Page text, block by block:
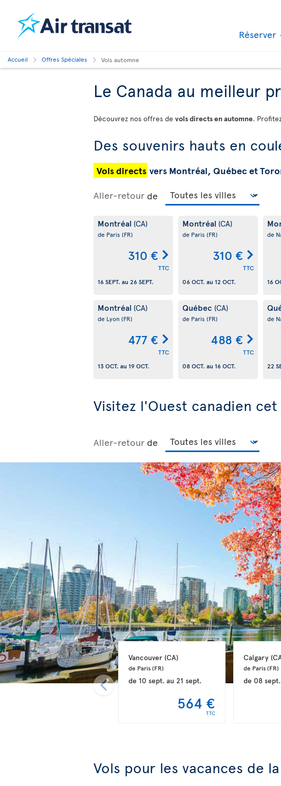
Réserver
Accueil Offres Spéciales Vols automne
Le Canada au meilleur
Découvrez nos offres de vols directs en automne.
Des souvenirs hauts en
Vols directs vers Montréal, Québec et
Aller-retour de
Montréal (CA)
de Paris (FR)
310 €
TTC
16 SEPT. au 26 SEPT.
Montréal (CA)
de Paris (FR)
310 €
TTC
06 OCT. au 12 OCT.
de
16
Montréal (CA)
de Lyon (FR)
477 €
TTC
13 OCT. au 19 OCT.
Québec (CA)
de Paris (FR)
488 €
TTC
08 OCT. au 16 OCT.
de
22
Visitez l'Ouest canadien
Aller-retour de
Vancouver (CA)
de Paris (FR)
de 10 sept.au 21 sept.
564 €
TTC
Calgary
de Paris (FR)
de 08 sept.
Vols pour les vacances de